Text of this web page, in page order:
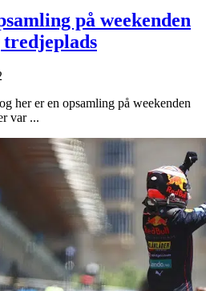
på weekenden
tredjeplads
her er en opsamling på weekenden
var ...